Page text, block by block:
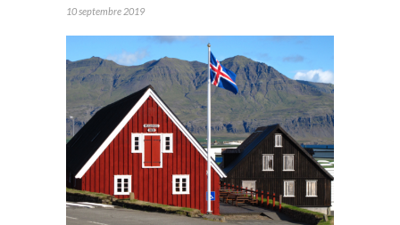
10 septembre 2019